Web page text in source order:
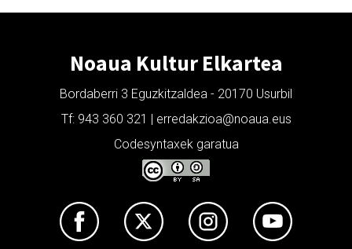
Noaua Kultur Elkartea
Bordaberri 3 Eguzkitzaldea - 20170 Usurbil
Tf: 943 360 321 | erredakzioa@noaua.eus
Codesyntaxek garatua